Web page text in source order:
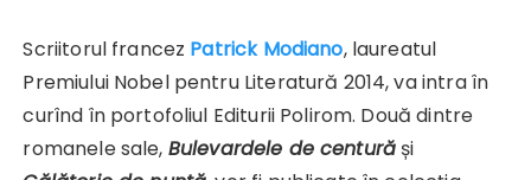
Scriitorul francez Patrick Modiano, laureatul
Premiului Nobel pentru Literatură 2014, va intra în
curînd în portofoliul Editurii Polirom. Două dintre
romanele sale, Bulevardele de centură și